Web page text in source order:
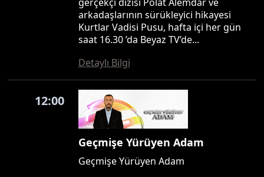
arkadaşlarının sürükleyici hikayesi
Kurtlar Vadisi Pusu, hafta içi her gün
saat 16.30 ’da Beyaz TV’de...
Detaylı Bilgi
12:00
Geçmişe Yürüyen Adam
Geçmişe Yürüyen Adam